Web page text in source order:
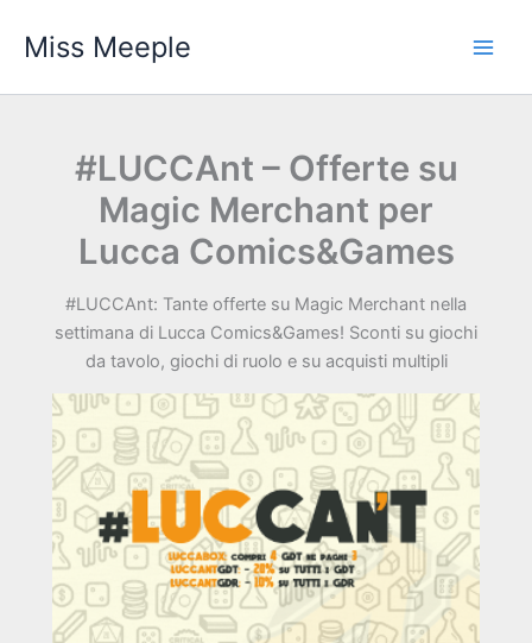
Miss Meeple
#LUCCAnt – Offerte su
Magic Merchant per
Lucca Comics&Games
#LUCCAnt: Tante offerte su Magic Merchant nella
settimana di Lucca Comics&Games! Sconti su giochi
da tavolo, giochi di ruolo e su acquisti multipli